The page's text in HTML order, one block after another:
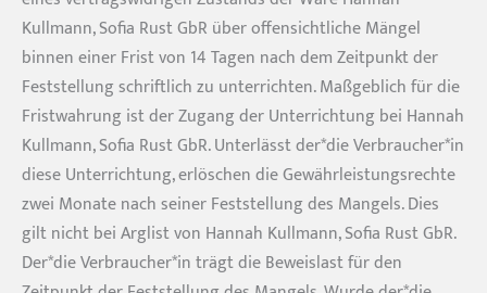
Kullmann, Sofia Rust GbR über offensichtliche Mängel
binnen einer Frist von 14 Tagen nach dem Zeitpunkt der
Feststellung schriftlich zu unterrichten. Maßgeblich für die
Fristwahrung ist der Zugang der Unterrichtung bei Hannah
Kullmann, Sofia Rust GbR. Unterlässt der*die Verbraucher*in
diese Unterrichtung, erlöschen die Gewährleistungsrechte
zwei Monate nach seiner Feststellung des Mangels. Dies
gilt nicht bei Arglist von Hannah Kullmann, Sofia Rust GbR.
Der*die Verbraucher*in trägt die Beweislast für den